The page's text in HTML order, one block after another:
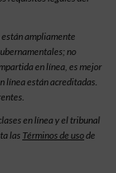
están ampliamente
no
en línea, es mejor
línea están acreditadas.
en línea y el tribunal
las Términos de usode